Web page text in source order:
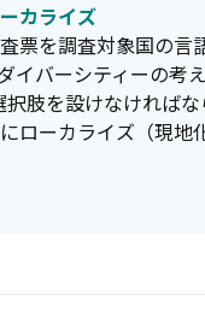
カライズ
票を調査対象国の
イバーシティーの考
択肢を設けなければ
ローカライズ（現地